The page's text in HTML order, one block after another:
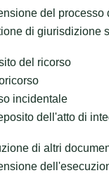
del processo
di giurisdizione
del ricorso
incidentale
dell'atto di
di altri